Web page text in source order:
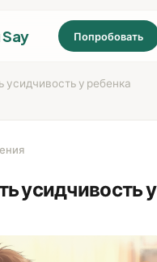
Попробовать
усидчивость у ребенка
усидчивость у